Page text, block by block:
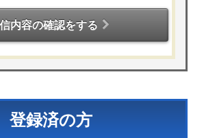
内容の確認をする
登録済の方